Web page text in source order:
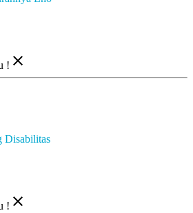
! close
Disabilitas
! close